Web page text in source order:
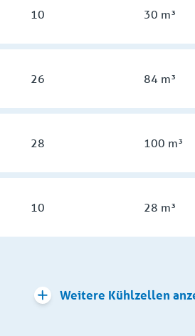
10 30 m³
26 84 m³
28 100 m³
10 28 m³
Weitere Kühlzellen